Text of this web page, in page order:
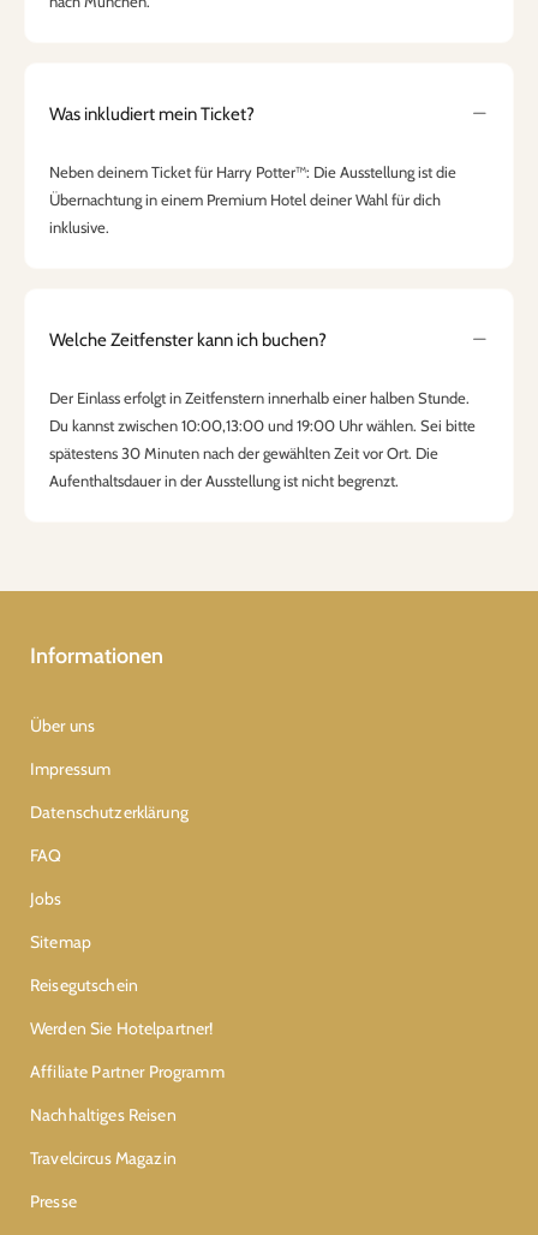
Was inkludiert mein Ticket?
Neben deinem Ticket für Harry Potter™: Die Ausstellung ist die
Übernachtung in einem Premium Hotel deiner Wahl für dich
inklusive.
Welche Zeitfenster kann ich buchen?
Der Einlass erfolgt in Zeitfenstern innerhalb einer halben Stunde.
Du kannst zwischen 10:00,13:00 und 19:00 Uhr wählen. Sei bitte
spätestens 30 Minuten nach der gewählten Zeit vor Ort. Die
Aufenthaltsdauer in der Ausstellung ist nicht begrenzt.
Informationen
Über uns
Impressum
Datenschutzerklärung
FAQ
Jobs
Sitemap
Reisegutschein
Werden Sie Hotelpartner!
Affiliate Partner Programm
Nachhaltiges Reisen
Travelcircus Magazin
Presse